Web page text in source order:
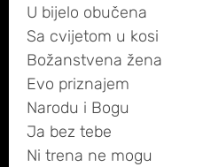
U bijelo obučena
Sa cvijetom u kosi
Božanstvena žena
Evo priznajem
Narodu i Bogu
Ja bez tebe
Ni trena ne mogu